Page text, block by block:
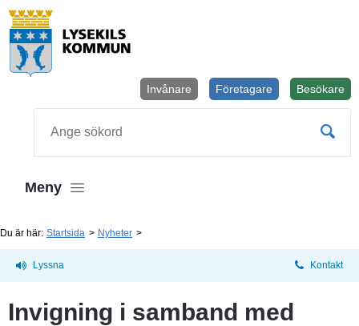
Besökare
Företagare
Invånare
Meny
Du är här: Startsida Nyheter
Lyssna Kontakt
Invigning i samband med